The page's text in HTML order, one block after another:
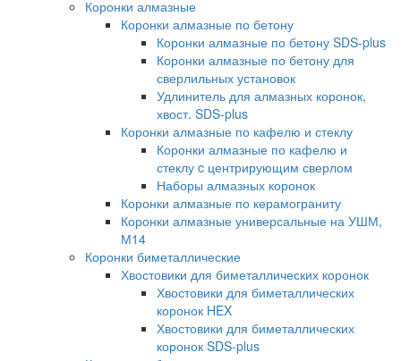
Коронки алмазные
Коронки алмазные по бетону
Коронки алмазные по бетону SDS-plus
Коронки алмазные по бетону для
сверлильных установок
Удлинитель для алмазных коронок,
хвост. SDS-plus
Коронки алмазные по кафелю и стеклу
Коронки алмазные по кафелю и
стеклу c центрирующим сверлом
Наборы алмазных коронок
Коронки алмазные по керамограниту
Коронки алмазные универсальные на УШМ,
М14
Коронки биметаллические
Хвостовики для биметаллических коронок
Хвостовики для биметаллических
коронок HEX
Хвостовики для биметаллических
коронок SDS-plus